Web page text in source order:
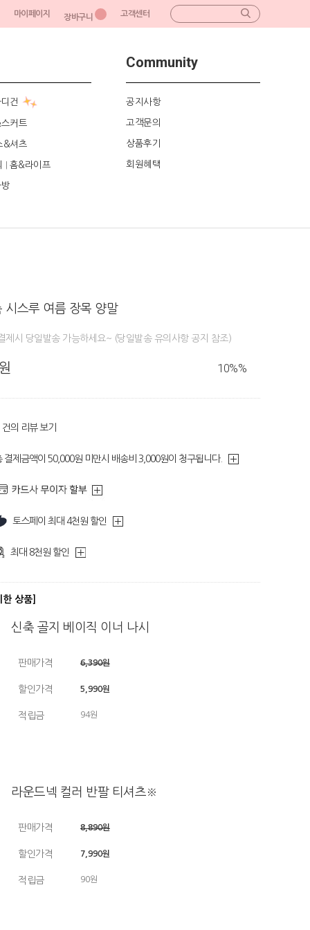
마이페이지 장바구니 고객센터
건
커트
&셔츠
홈&라이프
Community
공지사항
고객문의
상품후기
회원혜택
시스루 여름 장목 양말
제시 당일발송 가능하세요~ (당일발송 유의사항 공지 참조)
10%%
건의 리뷰 보기
결제금액이 50,000원 미만시 배송비 3,000원이 청구됩니다.
토스페이 최대 4천원 할인
최대 8천원 할인
상품]
신축 골지 베이직 이너 나시
판매가격 6,390원
할인가격 5,990원
적립금 94원
라운드넥 컬러 반팔 티셔츠※
판매가격 8,890원
할인가격 7,990원
적립금 90원